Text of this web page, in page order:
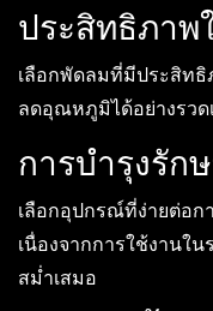
ประสิทธิภาพ
เลือกพัดลมที่มีประสิทธิ
ลดอุณหภูมิได้อย่างรวด
การบำรุงรัก
เลือกอุปกรณ์ที่ง่ายต่อก
เนื่องจากการใช้งานใ
สม่ำเสมอ